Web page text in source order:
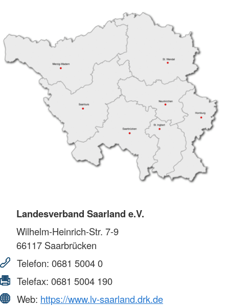
Landesverband Saarland e.V.
Wilhelm-Heinrich-Str. 7-9
66117 Saarbrücken
Telefon: 0681 5004 0
Telefax: 0681 5004 190
Web: https://www.lv-saarland.drk.de